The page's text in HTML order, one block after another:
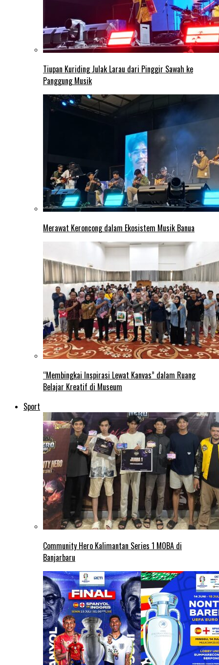
Tiupan Kuriding Julak Larau dari Pinggir Sawah ke
Panggung Musik
Merawat Keroncong dalam Ekosistem Musik Banua
“Membingkai Inspirasi Lewat Kanvas” dalam Ruang
Belajar Kreatif di Museum
Sport
Community Hero Kalimantan Series 1 MOBA di
Banjarbaru